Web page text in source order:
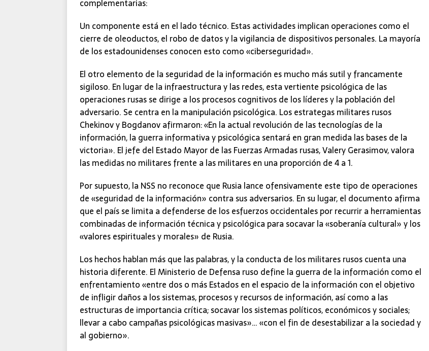
complementarias:
Un componente está en el lado técnico. Estas actividades implican operaciones como el
cierre de oleoductos, el robo de datos y la vigilancia de dispositivos personales. La mayoría
de los estadounidenses conocen esto como «ciberseguridad».
El otro elemento de la seguridad de la información es mucho más sutil y francamente
sigiloso. En lugar de la infraestructura y las redes, esta vertiente psicológica de las
operaciones rusas se dirige a los procesos cognitivos de los líderes y la población del
adversario. Se centra en la manipulación psicológica. Los estrategas militares rusos
Chekinov y Bogdanov afirmaron: «En la actual revolución de las tecnologías de la
información, la guerra informativa y psicológica sentará en gran medida las bases de la
victoria». El jefe del Estado Mayor de las Fuerzas Armadas rusas, Valery Gerasimov, valora
las medidas no militares frente a las militares en una proporción de 4 a 1.
Por supuesto, la NSS no reconoce que Rusia lance ofensivamente este tipo de operaciones
de «seguridad de la información» contra sus adversarios. En su lugar, el documento afirma
que el país se limita a defenderse de los esfuerzos occidentales por recurrir a herramientas
combinadas de información técnica y psicológica para socavar la «soberanía cultural» y los
«valores espirituales y morales» de Rusia.
Los hechos hablan más que las palabras, y la conducta de los militares rusos cuenta una
historia diferente. El Ministerio de Defensa ruso define la guerra de la información como el
enfrentamiento «entre dos o más Estados en el espacio de la información con el objetivo
de infligir daños a los sistemas, procesos y recursos de información, así como a las
estructuras de importancia crítica; socavar los sistemas políticos, económicos y sociales;
llevar a cabo campañas psicológicas masivas»… «con el fin de desestabilizar a la sociedad y
al gobierno».